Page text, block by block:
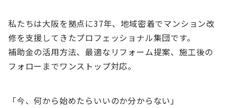
私たちは大阪を拠点に37年、地域密着でマンション改
修を支援してきたプロフェッショナル集団です。
補助金の活用方法、最適なリフォーム提案、施工後の
フォローまでワンストップ対応。
「今、何から始めたらいいのか分からない」